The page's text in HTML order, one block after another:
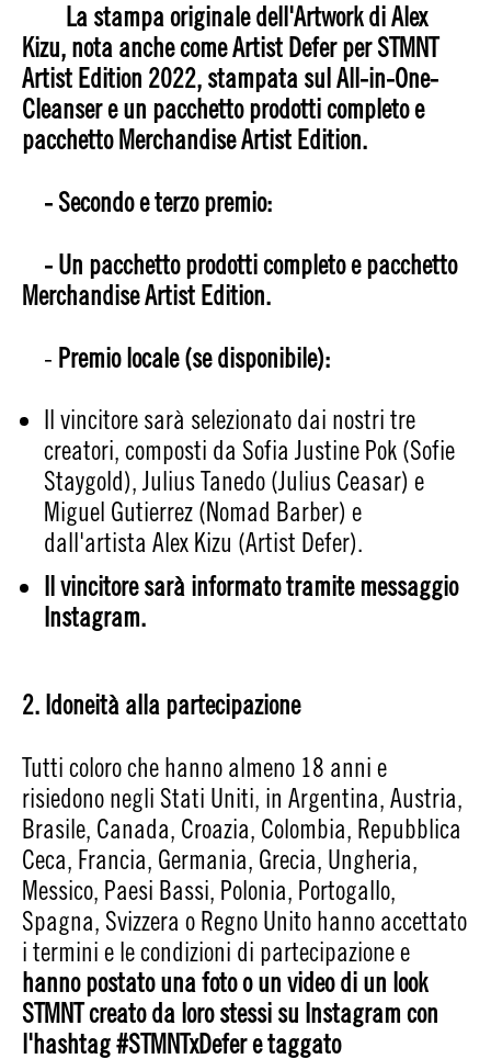
La stampa originale dell'Artwork di Alex
Kizu, nota anche come Artist Defer per STMNT
Artist Edition 2022, stampata sul All-in-One-
Cleanser e un pacchetto prodotti completo e
pacchetto Merchandise Artist Edition.
- Secondo e terzo premio:
- Un pacchetto prodotti completo e pacchetto
Merchandise Artist Edition.
- Premio locale (se disponibile):
Il vincitore sarà selezionato dai nostri tre
creatori, composti da Sofia Justine Pok (Sofie
Staygold), Julius Tanedo (Julius Ceasar) e
Miguel Gutierrez (Nomad Barber) e
dall'artista Alex Kizu (Artist Defer).
Il vincitore sarà informato tramite messaggio
Instagram.
2. Idoneità alla partecipazione
Tutti coloro che hanno almeno 18 anni e
risiedono negli Stati Uniti, in Argentina, Austria,
Brasile, Canada, Croazia, Colombia, Repubblica
Ceca, Francia, Germania, Grecia, Ungheria,
Messico, Paesi Bassi, Polonia, Portogallo,
Spagna, Svizzera o Regno Unito hanno accettato
i termini e le condizioni di partecipazione e
hanno postato una foto o un video di un look
STMNT creato da loro stessi su Instagram con
l'hashtag #STMNTxDefer e taggato